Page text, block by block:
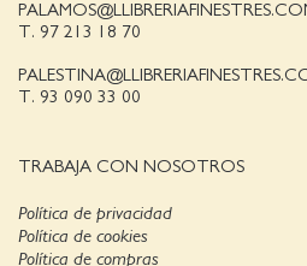
T. 97 213 18 70
T. 93 090 33 00
TRABAJA CON NOSOTROS
Política de privacidad
Política de cookies
Política de compras